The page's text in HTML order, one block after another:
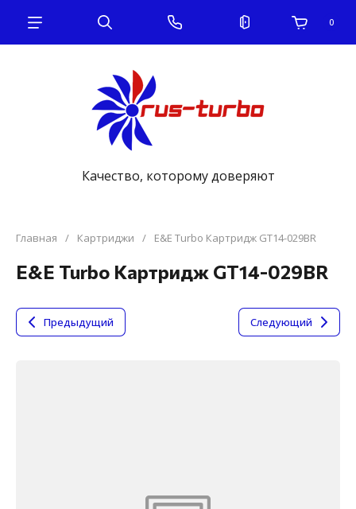
Качество, которому доверяют
0
Главная / Картриджи / E&E Turbo Картридж GT14-029BR
E&E Turbo Картридж GT14-029BR
Предыдущий Следующий